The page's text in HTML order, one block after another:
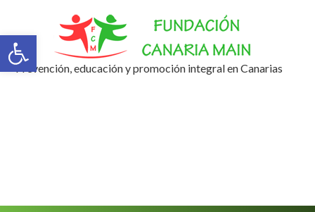
Abrir barra de herramientas
Prevención, educación y promoción integral en Canarias